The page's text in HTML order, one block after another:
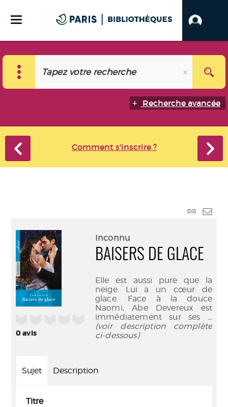
Recherche avancée
Comment s'inscrire ?
Lien
0avis
Inconnu
BAISERS DE GLACE
Elle est aussi pure que la
neige. Lui a un cœur de
glace. Face à la douce
Naomi, Abe Devereux est
immédiatement sur ses ...
(voir description complète
ci-dessous)
Sujet Description
Titre